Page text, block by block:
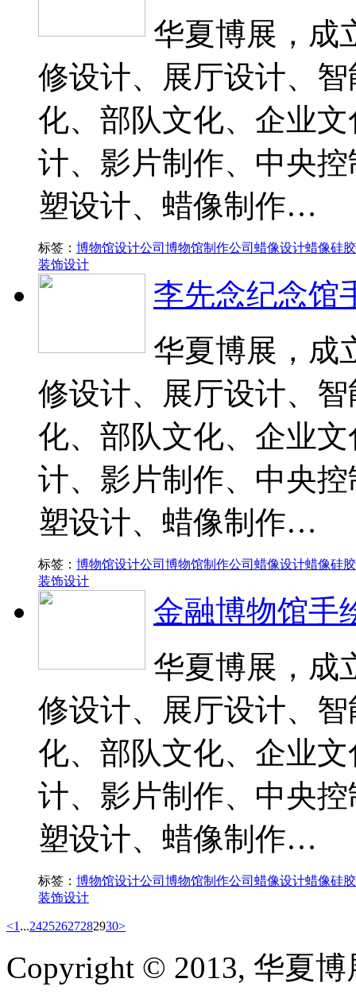
华夏博展，成
修设计、展厅设计、
化、部队文化、企业
计、影片制作、中央
塑设计、蜡像制作…
标签： 博物馆设计公司 博物馆制作公司 蜡像设计蜡像硅
装饰设计
李先念纪念馆
华夏博展，成
修设计、展厅设计、
化、部队文化、企业
计、影片制作、中央
塑设计、蜡像制作…
标签： 博物馆设计公司 博物馆制作公司 蜡像设计蜡像硅
装饰设计
金融博物馆手
华夏博展，成
修设计、展厅设计、
化、部队文化、企业
计、影片制作、中央
塑设计、蜡像制作…
标签： 博物馆设计公司 博物馆制作公司 蜡像设计蜡像硅
装饰设计
<1 ...24252627282930>
Copyright © 2013, 华夏博